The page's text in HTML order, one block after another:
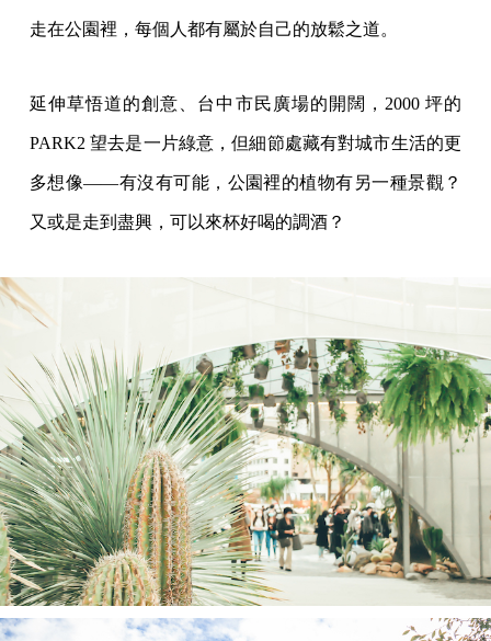
走在公園裡，每個人都有屬於自己的放鬆之道。
延伸草悟道的創意、台中市民廣場的開闊，2000 坪的
PARK2 望去是一片綠意，但細節處藏有對城市生活的更
多想像——有沒有可能，公園裡的植物有另一種景觀？
又或是走到盡興，可以來杯好喝的調酒？